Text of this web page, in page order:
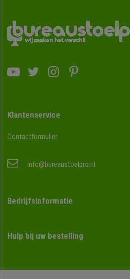
Klantenservice
Contactformulier
info@bureaustoelpro.nl
Bedrijfsinformatie
Hulp bij uw bestelling